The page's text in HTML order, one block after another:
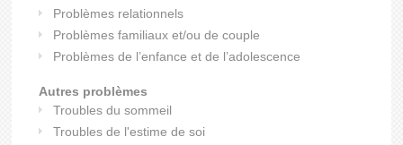
Problèmes relationnels
Problèmes familiaux et/ou de couple
Problèmes de l’enfance et de l’adolescence
Autres problèmes
Troubles du sommeil
Troubles de l'estime de soi